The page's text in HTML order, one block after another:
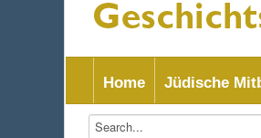
Home Jüdische